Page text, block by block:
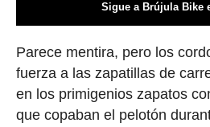
Sigue a Brújula Bike
Parece mentira, pero los
fuerza a las zapatillas de
en los primigenios zapatos
que copaban el pelotón